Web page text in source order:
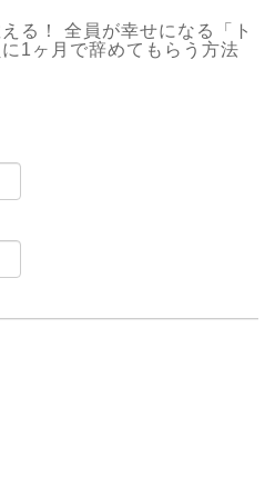
る！ 全員が幸せになる「ト
1ヶ月で辞めてもらう方法